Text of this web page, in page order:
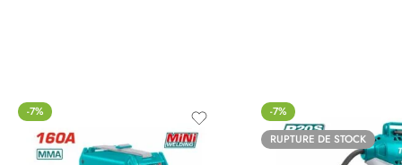
-7%
-7%
RUPTURE DE STOCK